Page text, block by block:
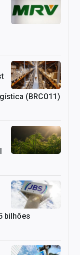
(BRCO11)
bilhões